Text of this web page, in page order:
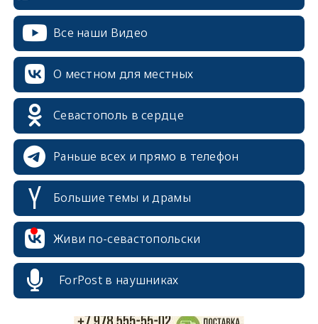
Все наши Видео
О местном для местных
Севастополь в сердце
Раньше всех и прямо в телефон
Большие темы и драмы
Живи по-севастопольски
ForPost в наушниках
erid: 2SDnjcrDNw6
erid: 2SDnjdPjgYS